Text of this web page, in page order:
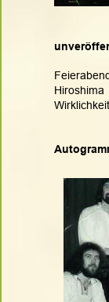
Hiroshima